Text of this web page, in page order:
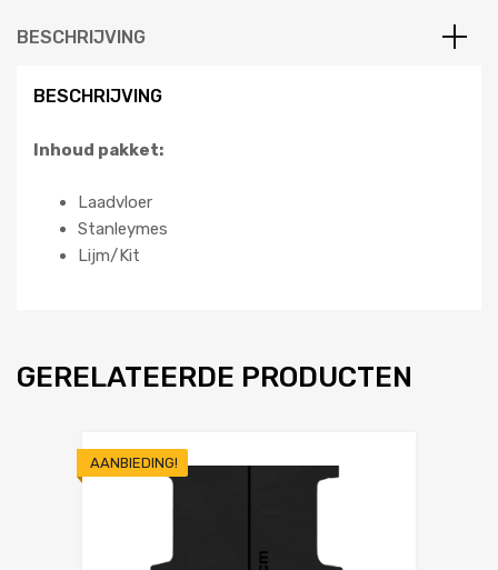
BESCHRIJVING
BESCHRIJVING
Inhoud pakket:
Laadvloer
Stanleymes
Lijm/Kit
GERELATEERDE PRODUCTEN
AANBIEDING!